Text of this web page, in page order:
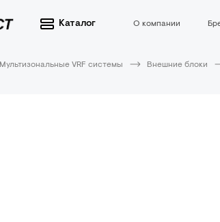
Каталог О компании
Мультизональные VRF системы Внешние блоки